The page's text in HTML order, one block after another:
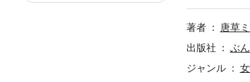
著者
唐草
出版社
ぶ
ジャンル